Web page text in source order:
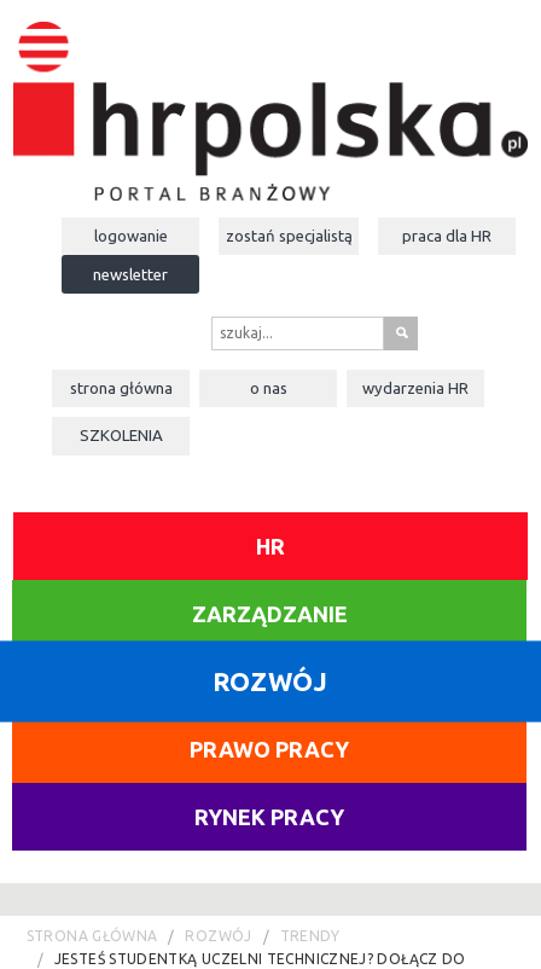
logowanie zostań specjalistą praca dla HR
newsletter
s
strona główna o nas wydarzeniaHR
SZKOLENIA
HR
ZARZĄDZANIE
ROZWÓJ
PRAWO PRACY
RYNEK PRACY
STRONA GŁÓWNA ROZWÓJ
TRENDY
JESTEŚ STUDENTKĄ UCZELNI TECHNICZNEJ? DOŁĄCZ DO